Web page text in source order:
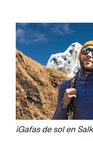
¡Gafas de sol en